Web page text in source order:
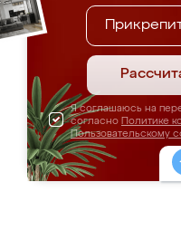
Я соглашаюсь на
согласно Политике
Пользовательскому